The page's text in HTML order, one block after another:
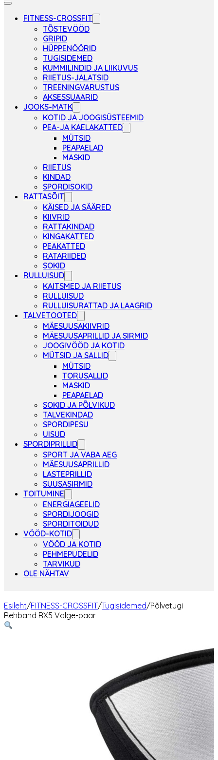
FITNESS-CROSSFIT
TÕSTEVÖÖD
GRIPID
HÜPPENÖÖRID
TUGISIDEMED
KUMMILINDID JA LIIKUVUS
RIIETUS-JALATSID
TREENINGVARUSTUS
AKSESSUAARID
JOOKS-MATK
KOTID JA JOOGISÜSTEEMID
PEA-JA KAELAKATTED
MÜTSID
PEAPAELAD
MASKID
RIIETUS
KINDAD
SPORDISOKID
RATTASÕIT
KÄISED JA SÄÄRED
KIIVRID
RATTAKINDAD
KINGAKATTED
PEAKATTED
RATARIIDED
SOKID
RULLUISUD
KAITSMED JA RIIETUS
RULLUISUD
RULLUISURATTAD JA LAAGRID
TALVETOOTED
MÄESUUSAKIIVRID
MÄESUUSAPRILLID JA SIRMID
JOOGIVÖÖD JA KOTID
MÜTSID JA SALLID
MÜTSID
TORUSALLID
MASKID
PEAPAELAD
SOKID JA PÕLVIKUD
TALVEKINDAD
SPORDIPESU
UISUD
SPORDIPRILLID
SPORT JA VABA AEG
MÄESUUSAPRILLID
LASTEPRILLID
SUUSASIRMID
TOITUMINE
ENERGIAGEELID
SPORDIJOOGID
SPORDITOIDUD
VÖÖD-KOTID
VÖÖD JA KOTID
PEHMEPUDELID
TARVIKUD
OLE NÄHTAV
Esileht/FITNESS-CROSSFIT/Tugisidemed/Põlvetugi
Rehband RX5 Valge-paar